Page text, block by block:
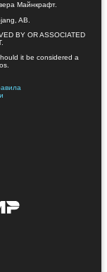
Майнкрафт.
AB.
BY OR ASSOCIATED
it be considered a